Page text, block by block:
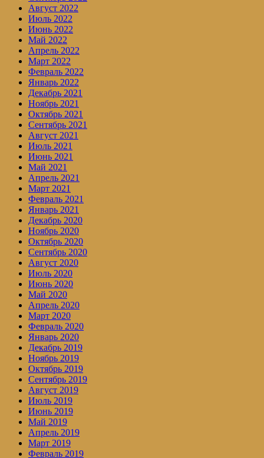
Август 2022
Июль 2022
Июнь 2022
Май 2022
Апрель 2022
Март 2022
Февраль 2022
Январь 2022
Декабрь 2021
Ноябрь 2021
Октябрь 2021
Сентябрь 2021
Август 2021
Июль 2021
Июнь 2021
Май 2021
Апрель 2021
Март 2021
Февраль 2021
Январь 2021
Декабрь 2020
Ноябрь 2020
Октябрь 2020
Сентябрь 2020
Август 2020
Июль 2020
Июнь 2020
Май 2020
Апрель 2020
Март 2020
Февраль 2020
Январь 2020
Декабрь 2019
Ноябрь 2019
Октябрь 2019
Сентябрь 2019
Август 2019
Июль 2019
Июнь 2019
Май 2019
Апрель 2019
Март 2019
Февраль 2019